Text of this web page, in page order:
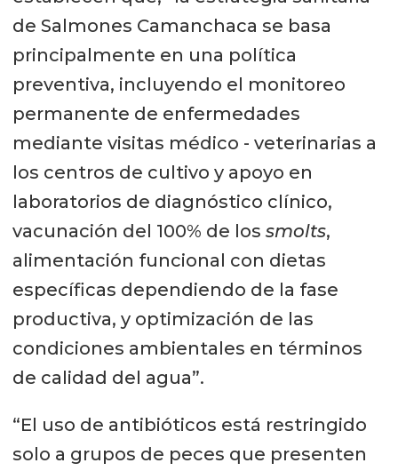
de Salmones Camanchaca se basa
principalmente en una política
preventiva, incluyendo el monitoreo
permanente de enfermedades
mediante visitas médico - veterinarias a
los centros de cultivo y apoyo en
laboratorios de diagnóstico clínico,
vacunación del 100% de los smolts,
alimentación funcional con dietas
específicas dependiendo de la fase
productiva, y optimización de las
condiciones ambientales en términos
de calidad del agua”.
“El uso de antibióticos está restringido
solo a grupos de peces que presenten